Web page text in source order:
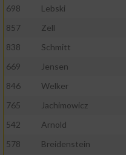
698
Lebski
857
Zell
838
Schmitt
669
Jensen
846
Welker
765
Jachimowicz
542
Arnold
578
Breidenstein